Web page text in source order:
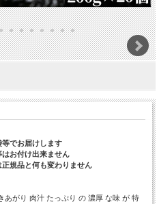
でお届けします
お付け出来ません
規品と何も変わりません
あがり 肉汁 たっぷり の 濃厚 な味 が 特